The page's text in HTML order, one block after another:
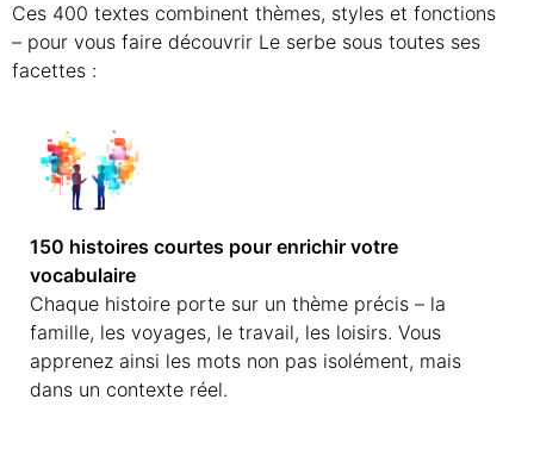
Ces 400 textes combinent thèmes, styles et fonctions
– pour vous faire découvrir Le serbe sous toutes ses
facettes :
150 histoires courtes pour enrichir votre
vocabulaire
Chaque histoire porte sur un thème précis – la
famille, les voyages, le travail, les loisirs. Vous
apprenez ainsi les mots non pas isolément, mais
dans un contexte réel.